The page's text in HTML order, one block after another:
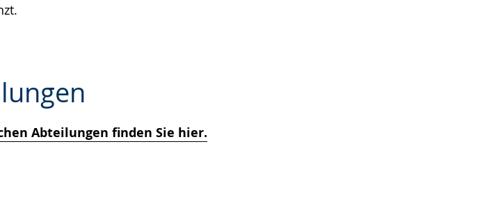
Abteilungen finden Sie hier.